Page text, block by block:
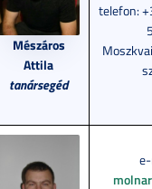
Mészáros
Attila
tanársegéd
telefon: